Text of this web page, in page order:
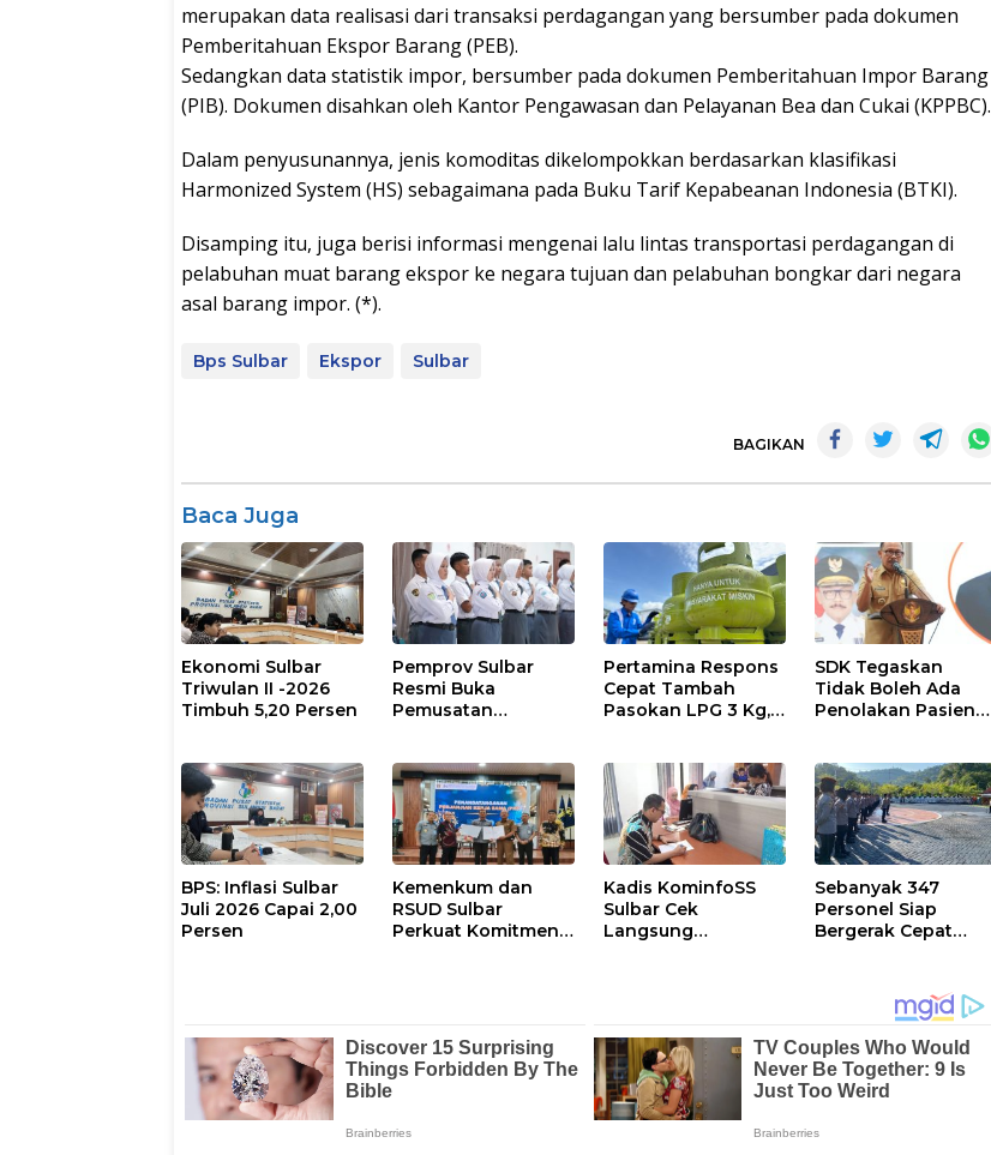
merupakan data realisasi dari transaksi perdagangan yang bersumber pada dokumen
Pemberitahuan Ekspor Barang (PEB).
Sedangkan data statistik impor, bersumber pada dokumen Pemberitahuan Impor Barang
(PIB). Dokumen disahkan oleh Kantor Pengawasan dan Pelayanan Bea dan Cukai (KPPBC).
Dalam penyusunannya, jenis komoditas dikelompokkan berdasarkan klasifikasi
Harmonized System (HS) sebagaimana pada Buku Tarif Kepabeanan Indonesia (BTKI).
Disamping itu, juga berisi informasi mengenai lalu lintas transportasi perdagangan di
pelabuhan muat barang ekspor ke negara tujuan dan pelabuhan bongkar dari negara
asal barang impor. (*).
Bps Sulbar Ekspor Sulbar
BAGIKAN
Baca Juga
Ekonomi Sulbar
Triwulan II -2026
Timbuh 5,20 Persen
Pemprov Sulbar
Resmi Buka
Pemusatan
Pertamina Respons
Cepat Tambah
Pasokan LPG 3 Kg,
Berlangsung
Kondusif
SDK Tegaskan
Tidak Boleh Ada
Penolakan Pasien
Kesehatan
BPS: Inflasi Sulbar
Juli 2026 Capai 2,00
Persen
Kemenkum dan
RSUD Sulbar
Perkuat Komitmen
Kadis KominfoSS
Sulbar Cek
Langsung
Sebanyak 347
Personel Siap
Bergerak Cepat